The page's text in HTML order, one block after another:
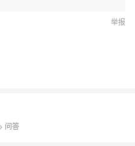
举报
> 问答